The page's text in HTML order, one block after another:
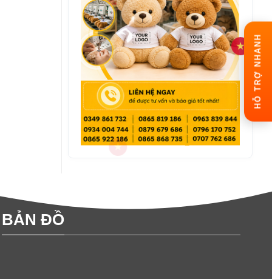
HỖ TRỢ NHANH
BẢN ĐỒ